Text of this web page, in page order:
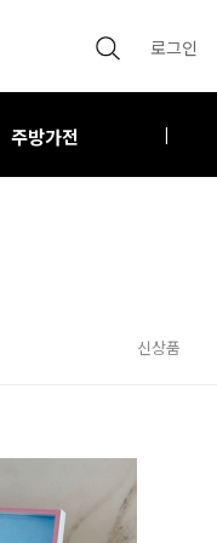
로그인
주방가전 |
신상품